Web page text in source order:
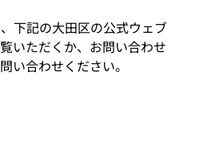
下記の大田区の公式ウェブ
いただくか、お問い合わせ
い合わせください。